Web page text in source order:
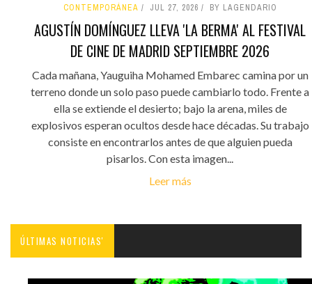
CONTEMPORÁNEA JUL 27, 2026 BY LAGENDARIO
AGUSTÍN DOMÍNGUEZ LLEVA 'LA BERMA' AL FESTIVAL
DE CINE DE MADRID SEPTIEMBRE 2026
Cada mañana, Yauguiha Mohamed Embarec camina por un
terreno donde un solo paso puede cambiarlo todo. Frente a
ella se extiende el desierto; bajo la arena, miles de
explosivos esperan ocultos desde hace décadas. Su trabajo
consiste en encontrarlos antes de que alguien pueda
pisarlos. Con esta imagen...
Leer más
ÚLTIMAS NOTICIAS'